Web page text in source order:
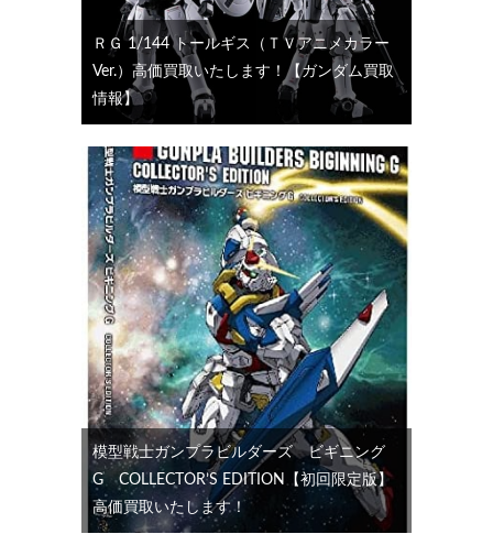
ＲＧ 1/144 トールギス（ＴＶアニメカラー
Ver.）高価買取いたします！【ガンダム買取
情報】
模型戦士ガンプラビルダーズ ビギニング
G COLLECTOR’S EDITION【初回限定版】
高価買取いたします！